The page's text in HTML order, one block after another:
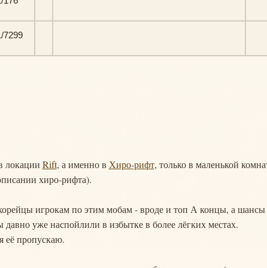
7299
локации Rift, а именно в Хиро-рифт, только в маленькой
хиро-рифта).
игрокам по этим мобам - вроде и топ А концы, а шансы
уже наспойлили в избытке в более лёгких местах.
её пропускаю.